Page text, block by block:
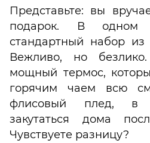
Представьте: вы
подарок. В
стандартный набор из
Вежливо, но
мощный термоc,
горячим чаем всю
флисовый плед, в
закутаться дома
Чувствуете разницу?